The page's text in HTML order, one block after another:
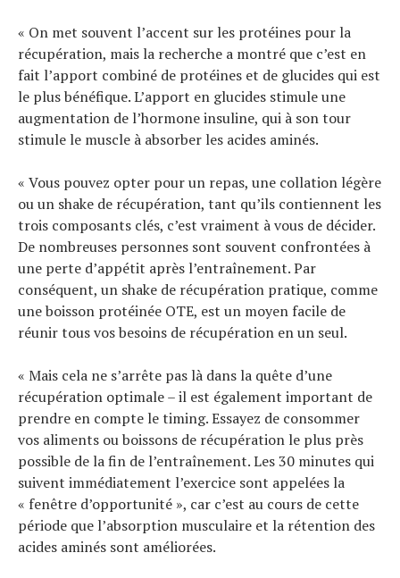
« On met souvent l’accent sur les protéines pour la
récupération, mais la recherche a montré que c’est en
fait l’apport combiné de protéines et de glucides qui est
le plus bénéfique. L’apport en glucides stimule une
augmentation de l’hormone insuline, qui à son tour
stimule le muscle à absorber les acides aminés.
« Vous pouvez opter pour un repas, une collation légère
ou un shake de récupération, tant qu’ils contiennent les
trois composants clés, c’est vraiment à vous de décider.
De nombreuses personnes sont souvent confrontées à
une perte d’appétit après l’entraînement. Par
conséquent, un shake de récupération pratique, comme
une boisson protéinée OTE, est un moyen facile de
réunir tous vos besoins de récupération en un seul.
« Mais cela ne s’arrête pas là dans la quête d’une
récupération optimale – il est également important de
prendre en compte le timing. Essayez de consommer
vos aliments ou boissons de récupération le plus près
possible de la fin de l’entraînement. Les 30 minutes qui
suivent immédiatement l’exercice sont appelées la
« fenêtre d’opportunité », car c’est au cours de cette
période que l’absorption musculaire et la rétention des
acides aminés sont améliorées.
Tous nos articles
À propos